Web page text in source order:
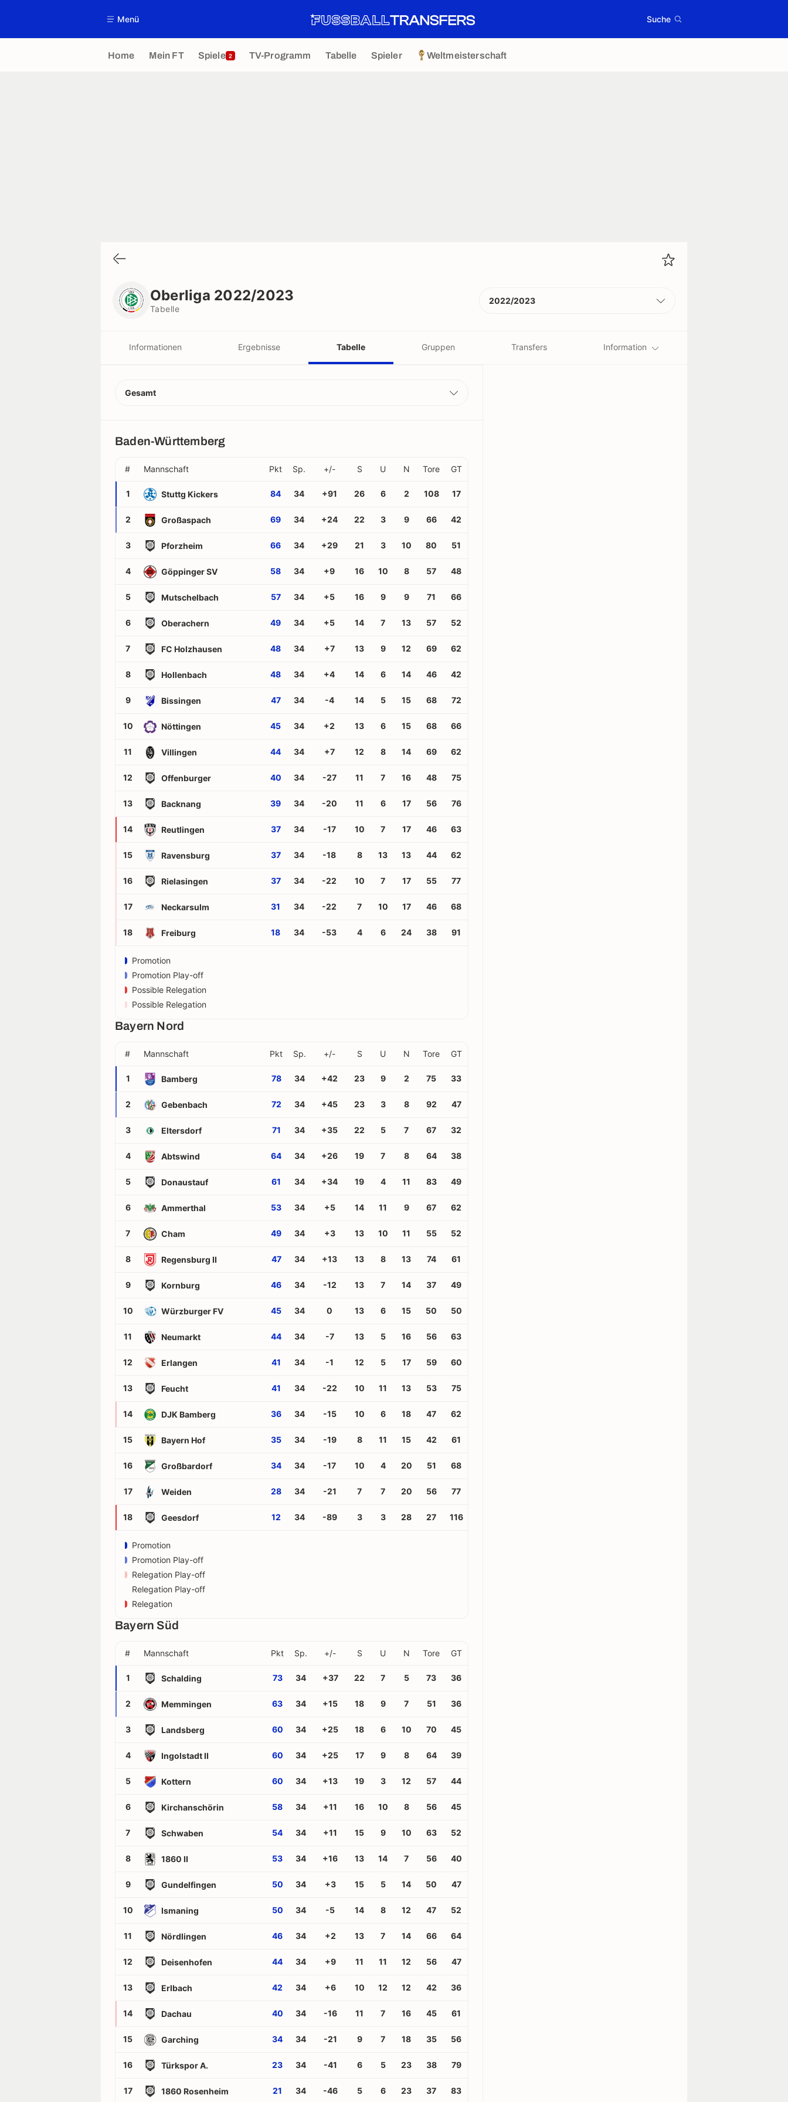
Menü Suche
Home Mein FT Spiele 2 TV-Programm Tabelle Spieler Weltmeisterschaft
Oberliga 2022/2023
Tabelle
2022/2023
Informationen Ergebnisse Tabelle Gruppen Transfers Information
Schiedsrichter
Gesamt
Baden-Württemberg
# Mannschaft Pkt Sp. +/- S U N Tore GT
1 Stuttg Kickers 84 34 +91 26 6 2 108 17
2 Großaspach 69 34 +24 22 3 9 66 42
3 Pforzheim 66 34 +29 21 3 10 80 51
4 Göppinger SV 58 34 +9 16 10 8 57 48
5 Mutschelbach 57 34 +5 16 9 9 71 66
6 Oberachern 49 34 +5 14 7 13 57 52
7 FC Holzhausen 48 34 +7 13 9 12 69 62
8 Hollenbach 48 34 +4 14 6 14 46 42
9 Bissingen 47 34 -4 14 5 15 68 72
10 Nöttingen 45 34 +2 13 6 15 68 66
11 Villingen 44 34 +7 12 8 14 69 62
12 Offenburger 40 34 -27 11 7 16 48 75
13 Backnang 39 34 -20 11 6 17 56 76
14 Reutlingen 37 34 -17 10 7 17 46 63
15 Ravensburg 37 34 -18 8 13 13 44 62
16 Rielasingen 37 34 -22 10 7 17 55 77
17 Neckarsulm 31 34 -22 7 10 17 46 68
18 Freiburg 18 34 -53 4 6 24 38 91
Promotion
Promotion Play-off
Possible Relegation
Possible Relegation
Bayern Nord
# Mannschaft Pkt Sp. +/- S U N Tore GT
1 Bamberg 78 34 +42 23 9 2 75 33
2 Gebenbach 72 34 +45 23 3 8 92 47
3 Eltersdorf 71 34 +35 22 5 7 67 32
4 Abtswind 64 34 +26 19 7 8 64 38
5 Donaustauf 61 34 +34 19 4 11 83 49
6 Ammerthal 53 34 +5 14 11 9 67 62
7 Cham 49 34 +3 13 10 11 55 52
8 Regensburg II 47 34 +13 13 8 13 74 61
9 Kornburg 46 34 -12 13 7 14 37 49
10 Würzburger FV 45 34 0 13 6 15 50 50
11 Neumarkt 44 34 -7 13 5 16 56 63
12 Erlangen 41 34 -1 12 5 17 59 60
13 Feucht 41 34 -22 10 11 13 53 75
14 DJK Bamberg 36 34 -15 10 6 18 47 62
15 Bayern Hof 35 34 -19 8 11 15 42 61
16 Großbardorf 34 34 -17 10 4 20 51 68
17 Weiden 28 34 -21 7 7 20 56 77
18 Geesdorf 12 34 -89 3 3 28 27 116
Promotion
Promotion Play-off
Relegation Play-off
Relegation Play-off
Relegation
Bayern Süd
# Mannschaft Pkt Sp. +/- S U N Tore GT
1 Schalding 73 34 +37 22 7 5 73 36
2 Memmingen 63 34 +15 18 9 7 51 36
3 Landsberg 60 34 +25 18 6 10 70 45
4 Ingolstadt II 60 34 +25 17 9 8 64 39
5 Kottern 60 34 +13 19 3 12 57 44
6 Kirchanschörin 58 34 +11 16 10 8 56 45
7 Schwaben 54 34 +11 15 9 10 63 52
8 1860 II 53 34 +16 13 14 7 56 40
9 Gundelfingen 50 34 +3 15 5 14 50 47
10 Ismaning 50 34 -5 14 8 12 47 52
11 Nördlingen 46 34 +2 13 7 14 66 64
12 Deisenhofen 44 34 +9 11 11 12 56 47
13 Erlbach 42 34 +6 10 12 12 42 36
14 Dachau 40 34 -16 11 7 16 45 61
15 Garching 34 34 -21 9 7 18 35 56
16 Türkspor A. 23 34 -41 6 5 23 38 79
17 1860 Rosenheim 21 34 -46 5 6 23 37 83